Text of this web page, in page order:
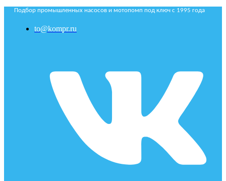
Подбор промышленных насосов и мотопомп под ключ с 1995 года
to@kompr.ru